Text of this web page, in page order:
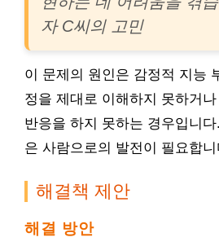
자 C씨의 고민
이 문제의 원인은 감정적 지능
정을 제대로 이해하지 못하거
반응을 하지 못하는 경우입니
은 사람으로의 발전이 필요합니
해결책 제안
해결 방안